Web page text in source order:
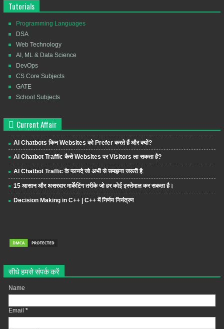
Tutorials
Programming Languages
DSA
Web Technology
AI, ML & Data Science
DevOps
CS Core Subjects
GATE
School Subjects
Current Affair
AI Chatbots किन Websites को Prefer करते हैं और क्यों?
AI Chatbot Traffic कैसे Websites पर Visitors ला सकता है?
AI Chatbot Traffic के फायदे जो अभी से समझना जरूरी है
15 आसान और असरदार मार्केटिंग तरीके जो हर कोई इस्तेमाल कर सकता है।
Decision Making in C++ | C++ में निर्णय नियंत्रण
सीधे हमसे संपर्क करें
Name
Email *